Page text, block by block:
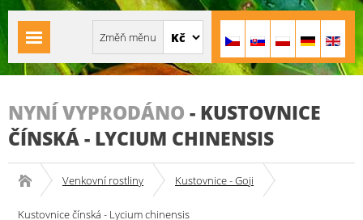
NYNÍ VYPRODÁNO - KUSTOVNICE
ČÍNSKÁ - LYCIUM CHINENSIS
Venkovní rostliny Kustovnice - Goji
Kustovnice čínská - Lycium chinensis